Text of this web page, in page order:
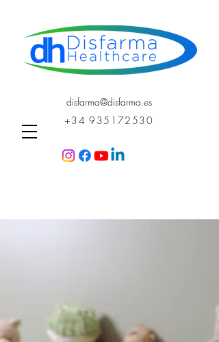
disfarma@disfarma.es
+34 935172530